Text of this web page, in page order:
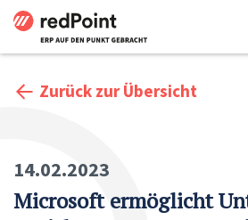
Zurück zur Übersicht
14.02.2023
Microsoft ermöglicht